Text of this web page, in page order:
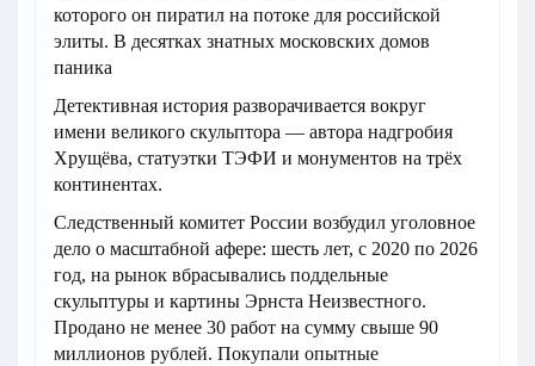
которого он пиратил на потоке для российской
элиты. В десятках знатных московских домов
паника
Детективная история разворачивается вокруг
имени великого скульптора — автора надгробия
Хрущёва, статуэтки ТЭФИ и монументов на трёх
континентах.
Следственный комитет России возбудил уголовное
дело о масштабной афере: шесть лет, с 2020 по 2026
год, на рынок вбрасывались поддельные
скульптуры и картины Эрнста Неизвестного.
Продано не менее 30 работ на сумму свыше 90
миллионов рублей. Покупали опытные